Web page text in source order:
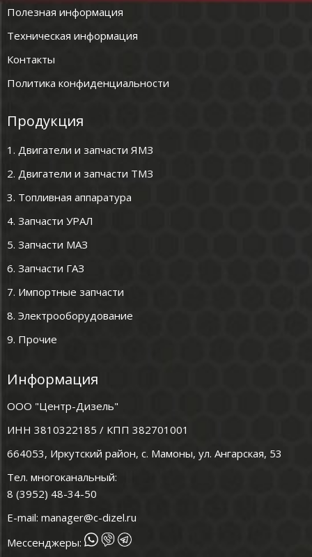
Полезная информация
Техническая информация
Контакты
Политика конфиденциальности
Продукция
1. Двигатели и запчасти ЯМЗ
2. Двигатели и запчасти ТМЗ
3. Топливная аппаратура
4. Запчасти УРАЛ
5. Запчасти МАЗ
6. Запчасти ГАЗ
7. Импортные запчасти
8. Электрооборудование
9. Прочие
Информация
ООО "Центр-Дизель"
ИНН 3810322185 / КПП 382701001
664053, Иркутский район, с. Мамоны, ул. Ангарская, 53
Тел. многоканальный:
8 (3952) 48-34-50
E-mail: manager@c-dizel.ru
Мессенджеры: